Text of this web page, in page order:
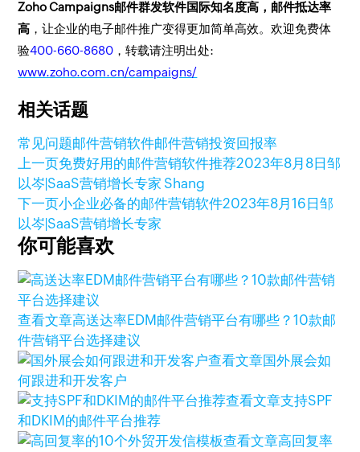
Zoho Campaigns邮件群发软件国际知名度高，邮件抵达率
高 ，让企业的电子邮件推广变得更加简单高效。欢迎免费体
验400-660-8680 ，转载请注明出处:
www.zoho.com.cn/campaigns/
相关话题
常见问题邮件营销软件邮件营销投资回报率
上一页免费好用的邮件营销软件推荐2023年8月8日邹
以岑|SaaS营销增长专家 Shang
下一页小企业必备的邮件营销软件2023年8月16日邹
以岑|SaaS营销增长专家
你可能喜欢
查看文章高送达率EDM邮件营销平台有哪些？10款邮
件营销平台选择建议
查看文章国外展会如
何跟进和开发客户
查看文章支持SPF
和DKIM的邮件平台推荐
查看文章高回复率